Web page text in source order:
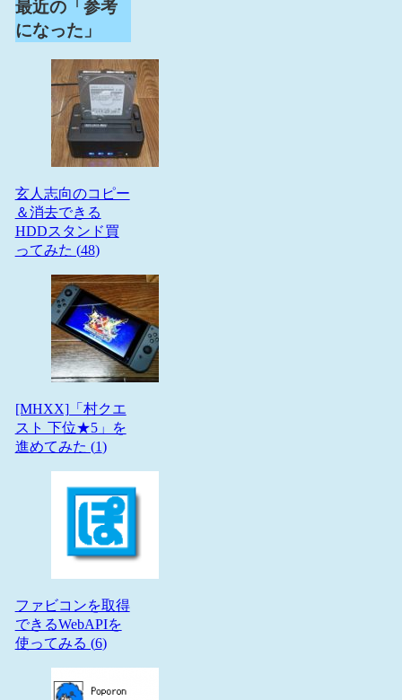
最近の「参考
になった」
玄人志向のコピー
＆消去できる
HDDスタンド買
ってみた (48)
[MHXX]「村クエ
スト 下位★5」を
進めてみた (1)
ファビコンを取得
できるWebAPIを
使ってみる (6)